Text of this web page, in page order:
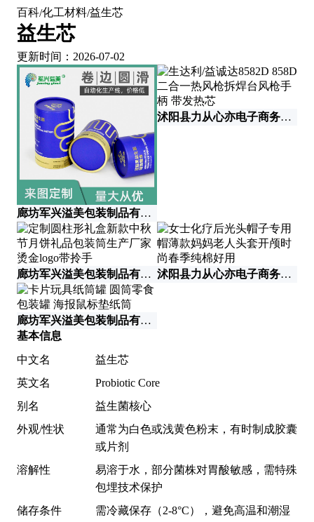
百科/化工材料/益生芯
益生芯
更新时间：2026-07-02
廊坊军兴溢美包装制品有限公司
沭阳县力从心亦电子商务有限公司
廊坊军兴溢美包装制品有限公司 沭阳县力从心亦电子商务有限公司
廊坊军兴溢美包装制品有限公司
基本信息
中文名
益生芯
英文名
Probiotic Core
别名
益生菌核心
外观/性状
通常为白色或浅黄色粉末，有时制成胶囊
或片剂
溶解性
易溶于水，部分菌株对胃酸敏感，需特殊
包埋技术保护
储存条件
需冷藏保存（2-8°C），避免高温和潮湿